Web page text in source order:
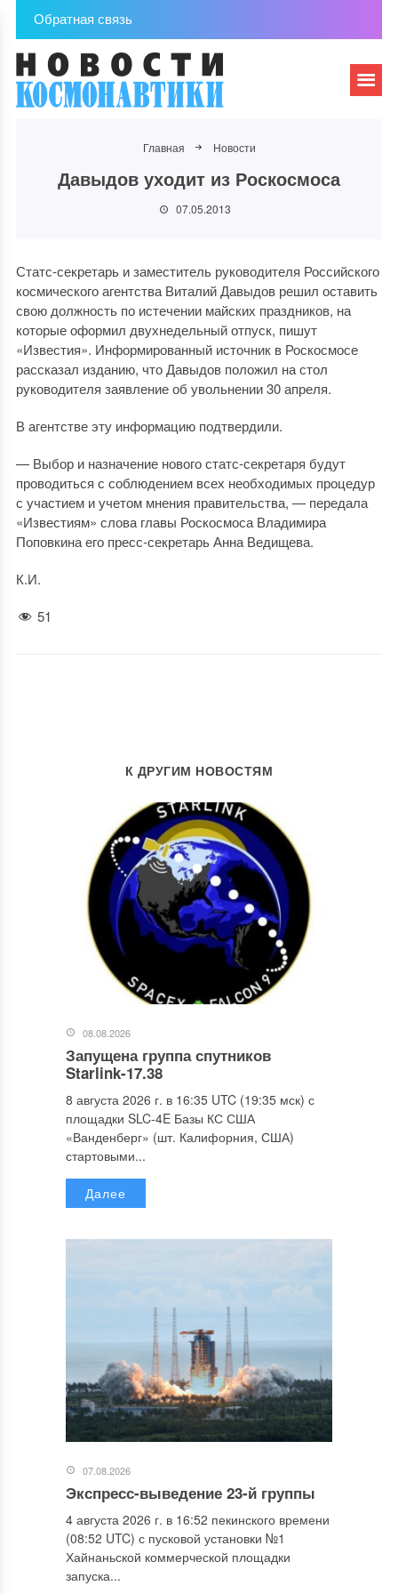
Обратная связь
Главная Новости
Давыдов уходит из Роскосмоса
07.05.2013
Статс-секретарь и заместитель руководителя Российского
космического агентства Виталий Давыдов решил оставить
свою должность по истечении майских праздников, на
которые оформил двухнедельный отпуск, пишут
«Известия». Информированный источник в Роскосмосе
рассказал изданию, что Давыдов положил на стол
руководителя заявление об увольнении 30 апреля.
В агентстве эту информацию подтвердили.
— Выбор и назначение нового статс-секретаря будут
проводиться с соблюдением всех необходимых процедур
с участием и учетом мнения правительства, — передала
«Известиям» слова главы Роскосмоса Владимира
Поповкина его пресс-секретарь Анна Ведищева.
К.И.
51
К ДРУГИМ НОВОСТЯМ
08.08.2026
Запущена группа спутников
Starlink-17.38
8 августа 2026 г. в 16:35 UTC (19:35 мск) с
площадки SLC-4E Базы КС США
«Ванденберг» (шт. Калифорния, США)
стартовыми...
Далее
07.08.2026
Экспресс-выведение 23-й группы
4 августа 2026 г. в 16:52 пекинского времени
(08:52 UTC) с пусковой установки №1
Хайнаньской коммерческой площадки
запуска...